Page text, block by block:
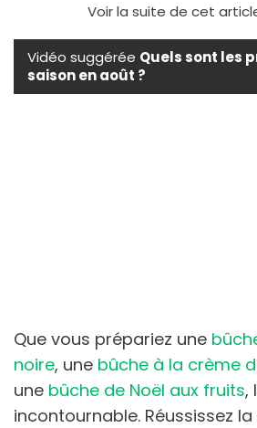
Voir la suite de cet
Vidéo suggérée Quels sont les
saison en août ?
Que vous prépariez une
noire, une bûche à la crème
une bûche de Noël aux fruits,
incontournable. Réussissez